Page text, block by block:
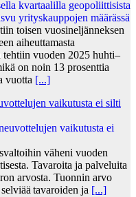
toisen vuosineljänneksen
aiheuttamasta
tehtiin vuoden 2025 huhti–
on noin 13 prosenttia
vuotta [...]
vaikutusta ei silti
väheni vuoden
Tavaroita ja palveluita
arvosta. Tuonnin arvo
tavaroiden ja [...]